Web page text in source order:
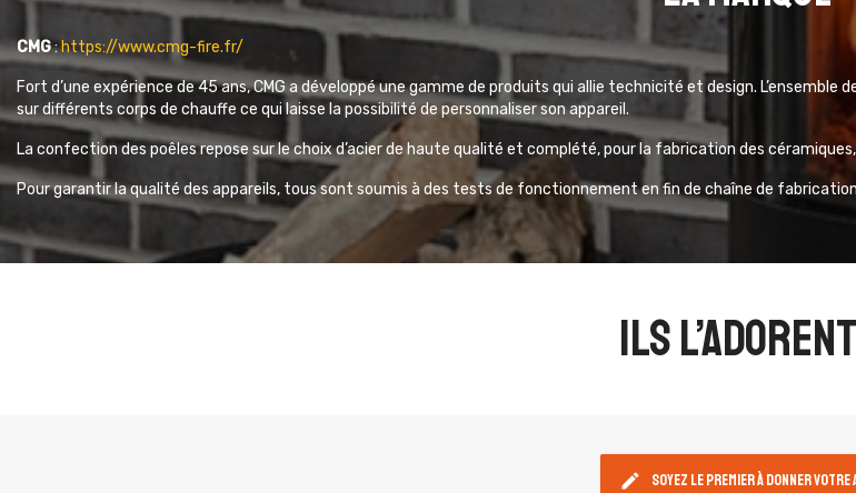
CMG:https://www.cmg-fire.fr/
Fort d’une expérience de 45 ans, CMG a développé une gamme de produits qui allie technicité et design.
sur différents corps de chauffe ce qui laisse la possibilité de personnaliser son appareil.
La confection des poêles repose sur le choix d’acier de haute qualité et complété, pour la fabrication des
Pour garantir la qualité des appareils, tous sont soumis à des tests de fonctionnement en fin de chaîne de
ils
edit Soyez le premier à donner votre